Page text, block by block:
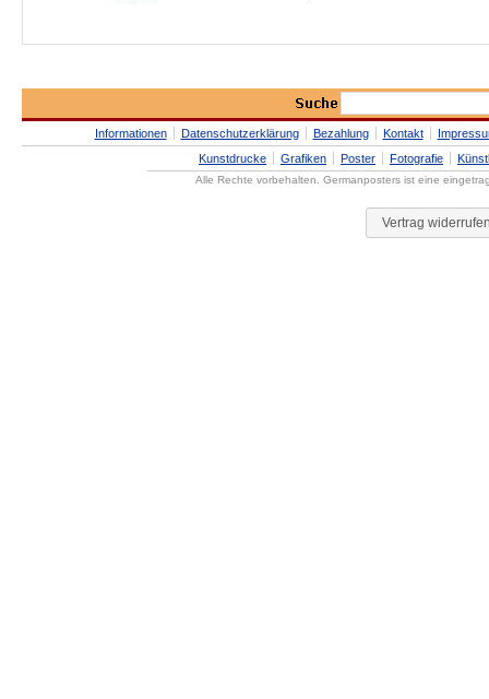
Informationen Datenschutzerklärung Bezahlung Kontakt
Kunstdrucke
Grafiken Poster Fotografie
Alle Rechte vorbehalten. Germanposters ist eine
Vertrag